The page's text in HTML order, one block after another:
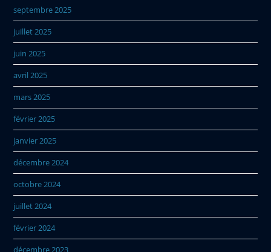
septembre 2025
juillet 2025
juin 2025
avril 2025
mars 2025
février 2025
janvier 2025
décembre 2024
octobre 2024
juillet 2024
février 2024
décembre 2023